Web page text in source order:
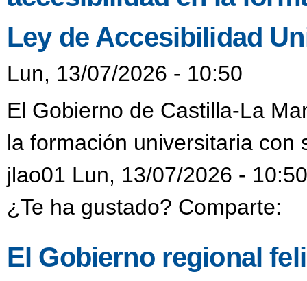
Ley de Accesibilidad
Lun, 13/07/2026 - 10:50
El Gobierno de Castilla-La
la formación universitaria con
jlao01 Lun, 13/07/2026 - 10:50
¿Te ha gustado? Comparte:
El Gobierno regional